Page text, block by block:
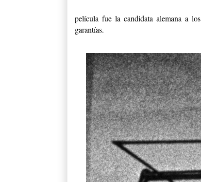
película fue la candidata alemana a los
garantías.